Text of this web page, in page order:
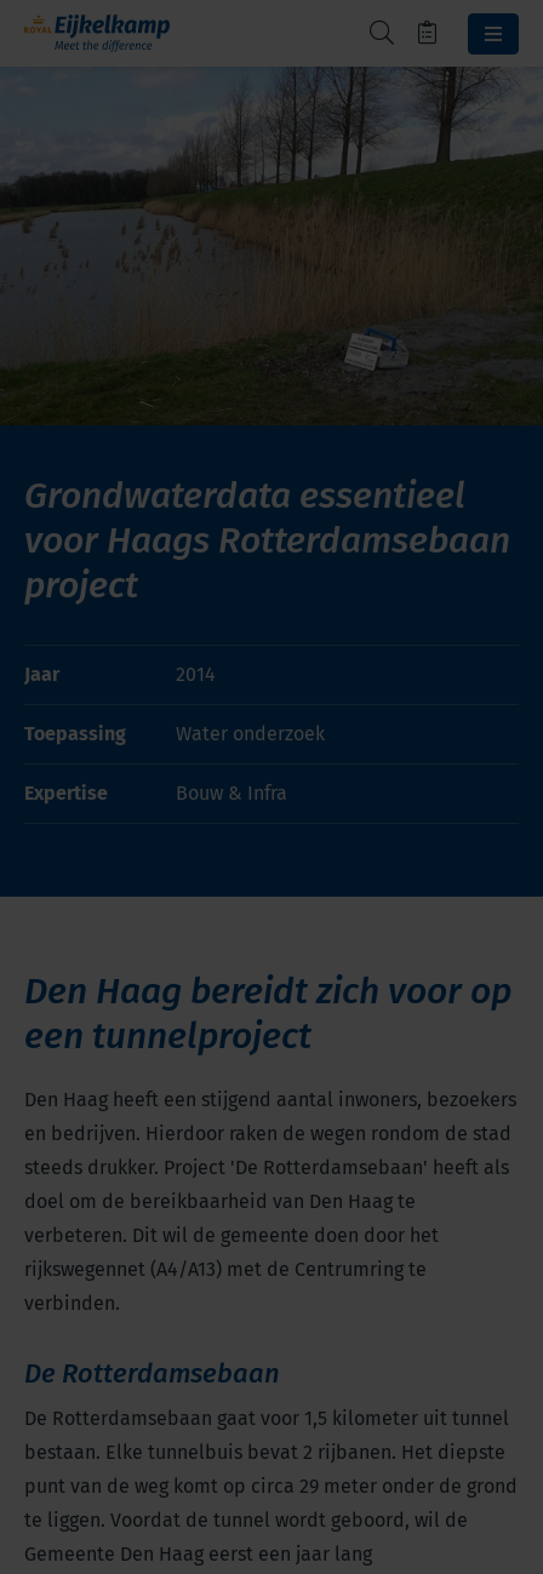
Grondwaterdata essentieel
voor Haags Rotterdamsebaan
project
Jaar 2014
Toepassing Water onderzoek
Expertise Bouw & Infra
Den Haag bereidt zich voor op
een tunnelproject
Den Haag heeft een stijgend aantal inwoners, bezoekers
en bedrijven. Hierdoor raken de wegen rondom de stad
steeds drukker. Project 'De Rotterdamsebaan' heeft als
doel om de bereikbaarheid van Den Haag te
verbeteren. Dit wil de gemeente doen door het
rijkswegennet (A4/A13) met de Centrumring te
verbinden.
De Rotterdamsebaan
De Rotterdamsebaan gaat voor 1,5 kilometer uit tunnel
bestaan. Elke tunnelbuis bevat 2 rijbanen. Het diepste
punt van de weg komt op circa 29 meter onder de grond
te liggen. Voordat de tunnel wordt geboord, wil de
Gemeente Den Haag eerst een jaar lang